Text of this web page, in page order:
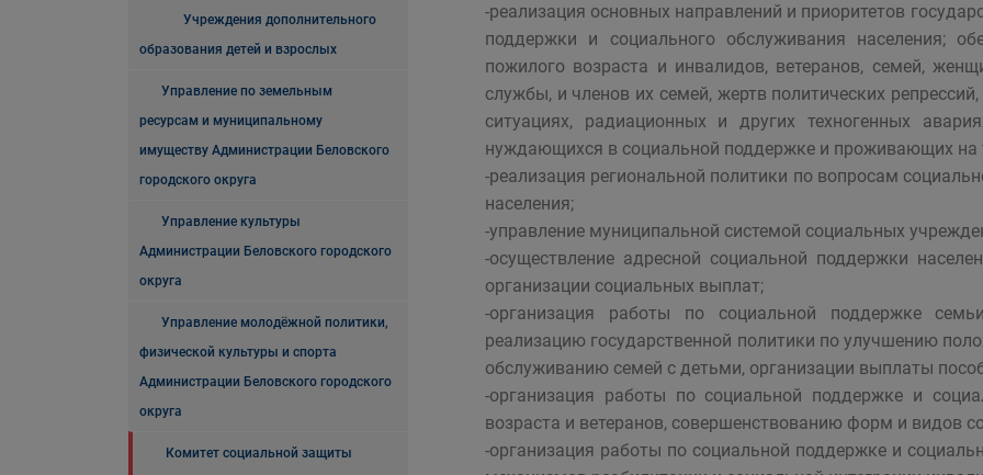
Учреждения дополнительного
образования детей и взрослых
Управление по земельным
ресурсам и муниципальному
имуществу Администрации Беловского
городского округа
Управление культуры
Администрации Беловского городского
округа
Управление молодёжной политики,
физической культуры и спорта
Администрации Беловского городского
округа
Комитет социальной защиты
-реализация основных направлений и приоритетов
поддержки и социального обслуживания населения;
пожилого возраста и инвалидов, ветеранов, семей,
службы, и членов их семей, жертв политических
ситуациях, радиационных и других техногенных
нуждающихся в социальной поддержке и проживающих на
-реализация региональной политики по вопросам
населения;
-управление муниципальной системой социальных
-осуществление адресной социальной поддержки
организации социальных выплат;
-организация работы по социальной поддержке
реализацию государственной политики по улучшению
обслуживанию семей с детьми, организации выплаты
-организация работы по социальной поддержке и
возраста и ветеранов, совершенствованию форм и видов
-организация работы по социальной поддержке и